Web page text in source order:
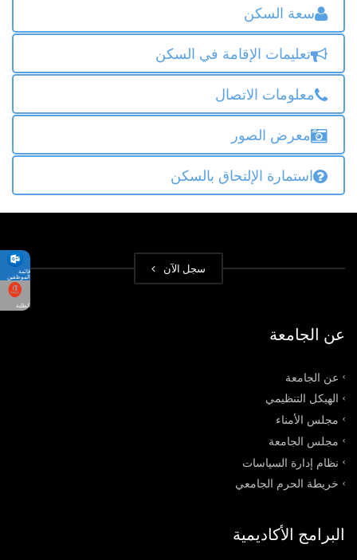
سعة السكن
تعليمات الإقامة في السكن
معلومات الاتصال
معرض الصور
استمارة الإلتحاق بالسكن
سجل الآن
عن الجامعة
عن الجامعة
الهيكل التنظيمي
مجلس الأمناء
مجلس الجامعة
نظام إدارة السياسات
خريطة الحرم الجامعي
البرامج الأكاديمية
قائمة
الموظفين
الطلبة